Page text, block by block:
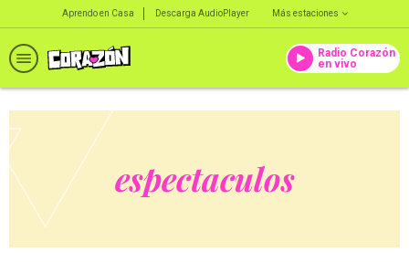
Aprendo en Casa Descarga AudioPlayer Más estaciones
Radio Corazón
en vivo
espectaculos